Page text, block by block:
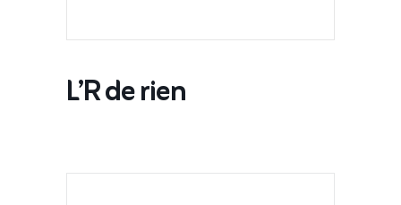
L’R de rien